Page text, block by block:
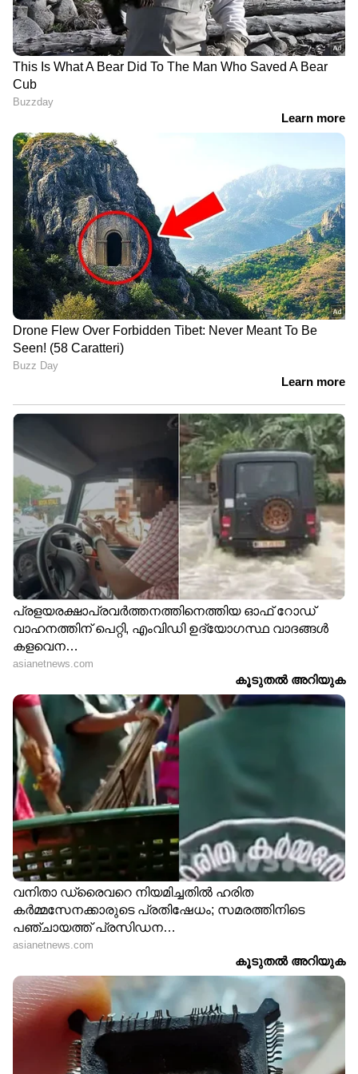
Image Credit :Google
വിവോയും ഓപ്പോയും ശക്തമായ
മത്സരത്തിൽ
വിവോ എക്‌സ്300 എഫ്ഇ, ഓപ്പോ റെനോ 15
പ്രോ മിനി 5ജി എന്നീ മോഡലുകളും ഇന്ത്യൻ
വിപണിയിൽ ശ്രദ്ധ നേടുന്നുണ്ട്. ഉയർന്ന
റിഫ്രെഷ് റേറ്റ് ഡിസ്പ്ലേ, ശക്തമായ പ്രോസസർ,
വലിയ ബാറ്ററി ശേഷി, മികച്ച ക്യാമറ
സംവിധാനങ്ങൾ എന്നിവയാണ് ഇവയുടെ
പ്രധാന സവിശേഷതകൾ. പ്രത്യേകിച്ച്
ഫോട്ടോഗ്രഫിക്കും ഗെയിമിംഗിനും പ്രാധാന്യം
നൽകുന്ന ഉപയോക്താക്കൾക്ക് ഈ
ഫോണുകൾ മികച്ച അനുഭവം നൽകും.
Image Credit : Google
കോംപാക്‌റ്റ് ഫോണുകൾക്ക് ഇപ്പോഴും
വിപണിയിൽ സ്ഥാനം
വലിയ സ്ക്രീൻ ഫോണുകളുടെ കാലത്തും
ചെറിയ വലുപ്പത്തിലുള്ള
സ്‌മാർട്ട്ഫോണുകൾക്ക് സ്ഥിരമായ ഉപഭോക്തൃ
ആവശ്യം നിലനിൽക്കുന്നുവെന്ന് പുതിയ
മോഡലുകളുടെ വരവ് വ്യക്തമാക്കുന്നു.
ഉപയോഗസൗകര്യവും കൈകാര്യം ചെയ്യാനുള്ള
എളുപ്പവും കാരണം കോംപാക്‌റ്റ്
സ്‍മാർട്ട്ഫോണുകൾക്ക് ഇന്ത്യയിൽ വീണ്ടും
കൂടുതൽ പ്രാധാന്യം ലഭിക്കുകയാണ്.
LATEST VIDEOS